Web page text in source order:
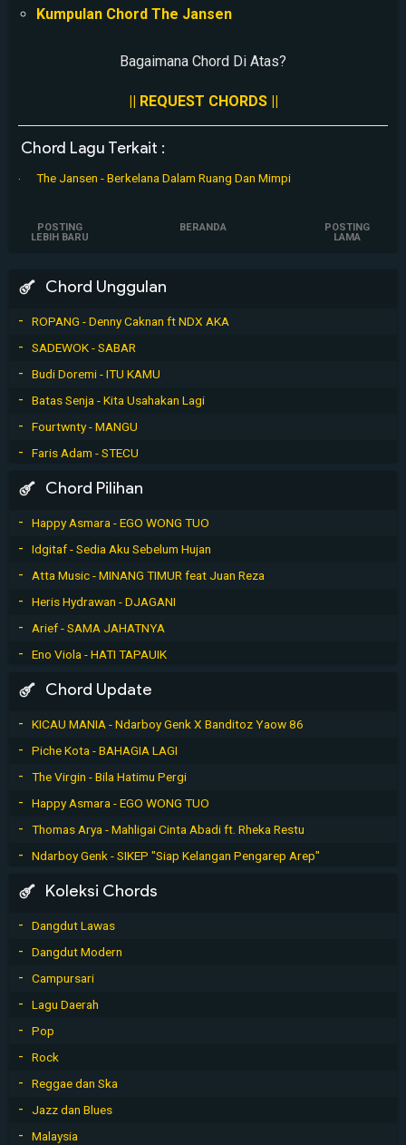
Kumpulan Chord The Jansen
Bagaimana Chord Di Atas?
|| REQUEST CHORDS ||
Chord Lagu Terkait :
The Jansen - Berkelana Dalam Ruang Dan Mimpi
POSTING
LEBIH BARU
POSTING
LAMA
BERANDA
Chord Unggulan
ROPANG - Denny Caknan ft NDX AKA
SADEWOK - SABAR
Budi Doremi - ITU KAMU
Batas Senja - Kita Usahakan Lagi
Fourtwnty - MANGU
Faris Adam - STECU
Chord Pilihan
Happy Asmara - EGO WONG TUO
Idgitaf - Sedia Aku Sebelum Hujan
Atta Music - MINANG TIMUR feat Juan Reza
Heris Hydrawan - DJAGANI
Arief - SAMA JAHATNYA
Eno Viola - HATI TAPAUIK
Chord Update
KICAU MANIA - Ndarboy Genk X Banditoz Yaow 86
Piche Kota - BAHAGIA LAGI
The Virgin - Bila Hatimu Pergi
Happy Asmara - EGO WONG TUO
Thomas Arya - Mahligai Cinta Abadi ft. Rheka Restu
Ndarboy Genk - SIKEP "Siap Kelangan Pengarep Arep"
Koleksi Chords
Dangdut Lawas
Dangdut Modern
Campursari
Lagu Daerah
Pop
Rock
Reggae dan Ska
Jazz dan Blues
Malaysia